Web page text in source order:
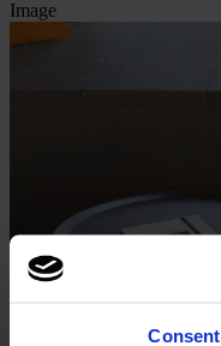
Consent
Image